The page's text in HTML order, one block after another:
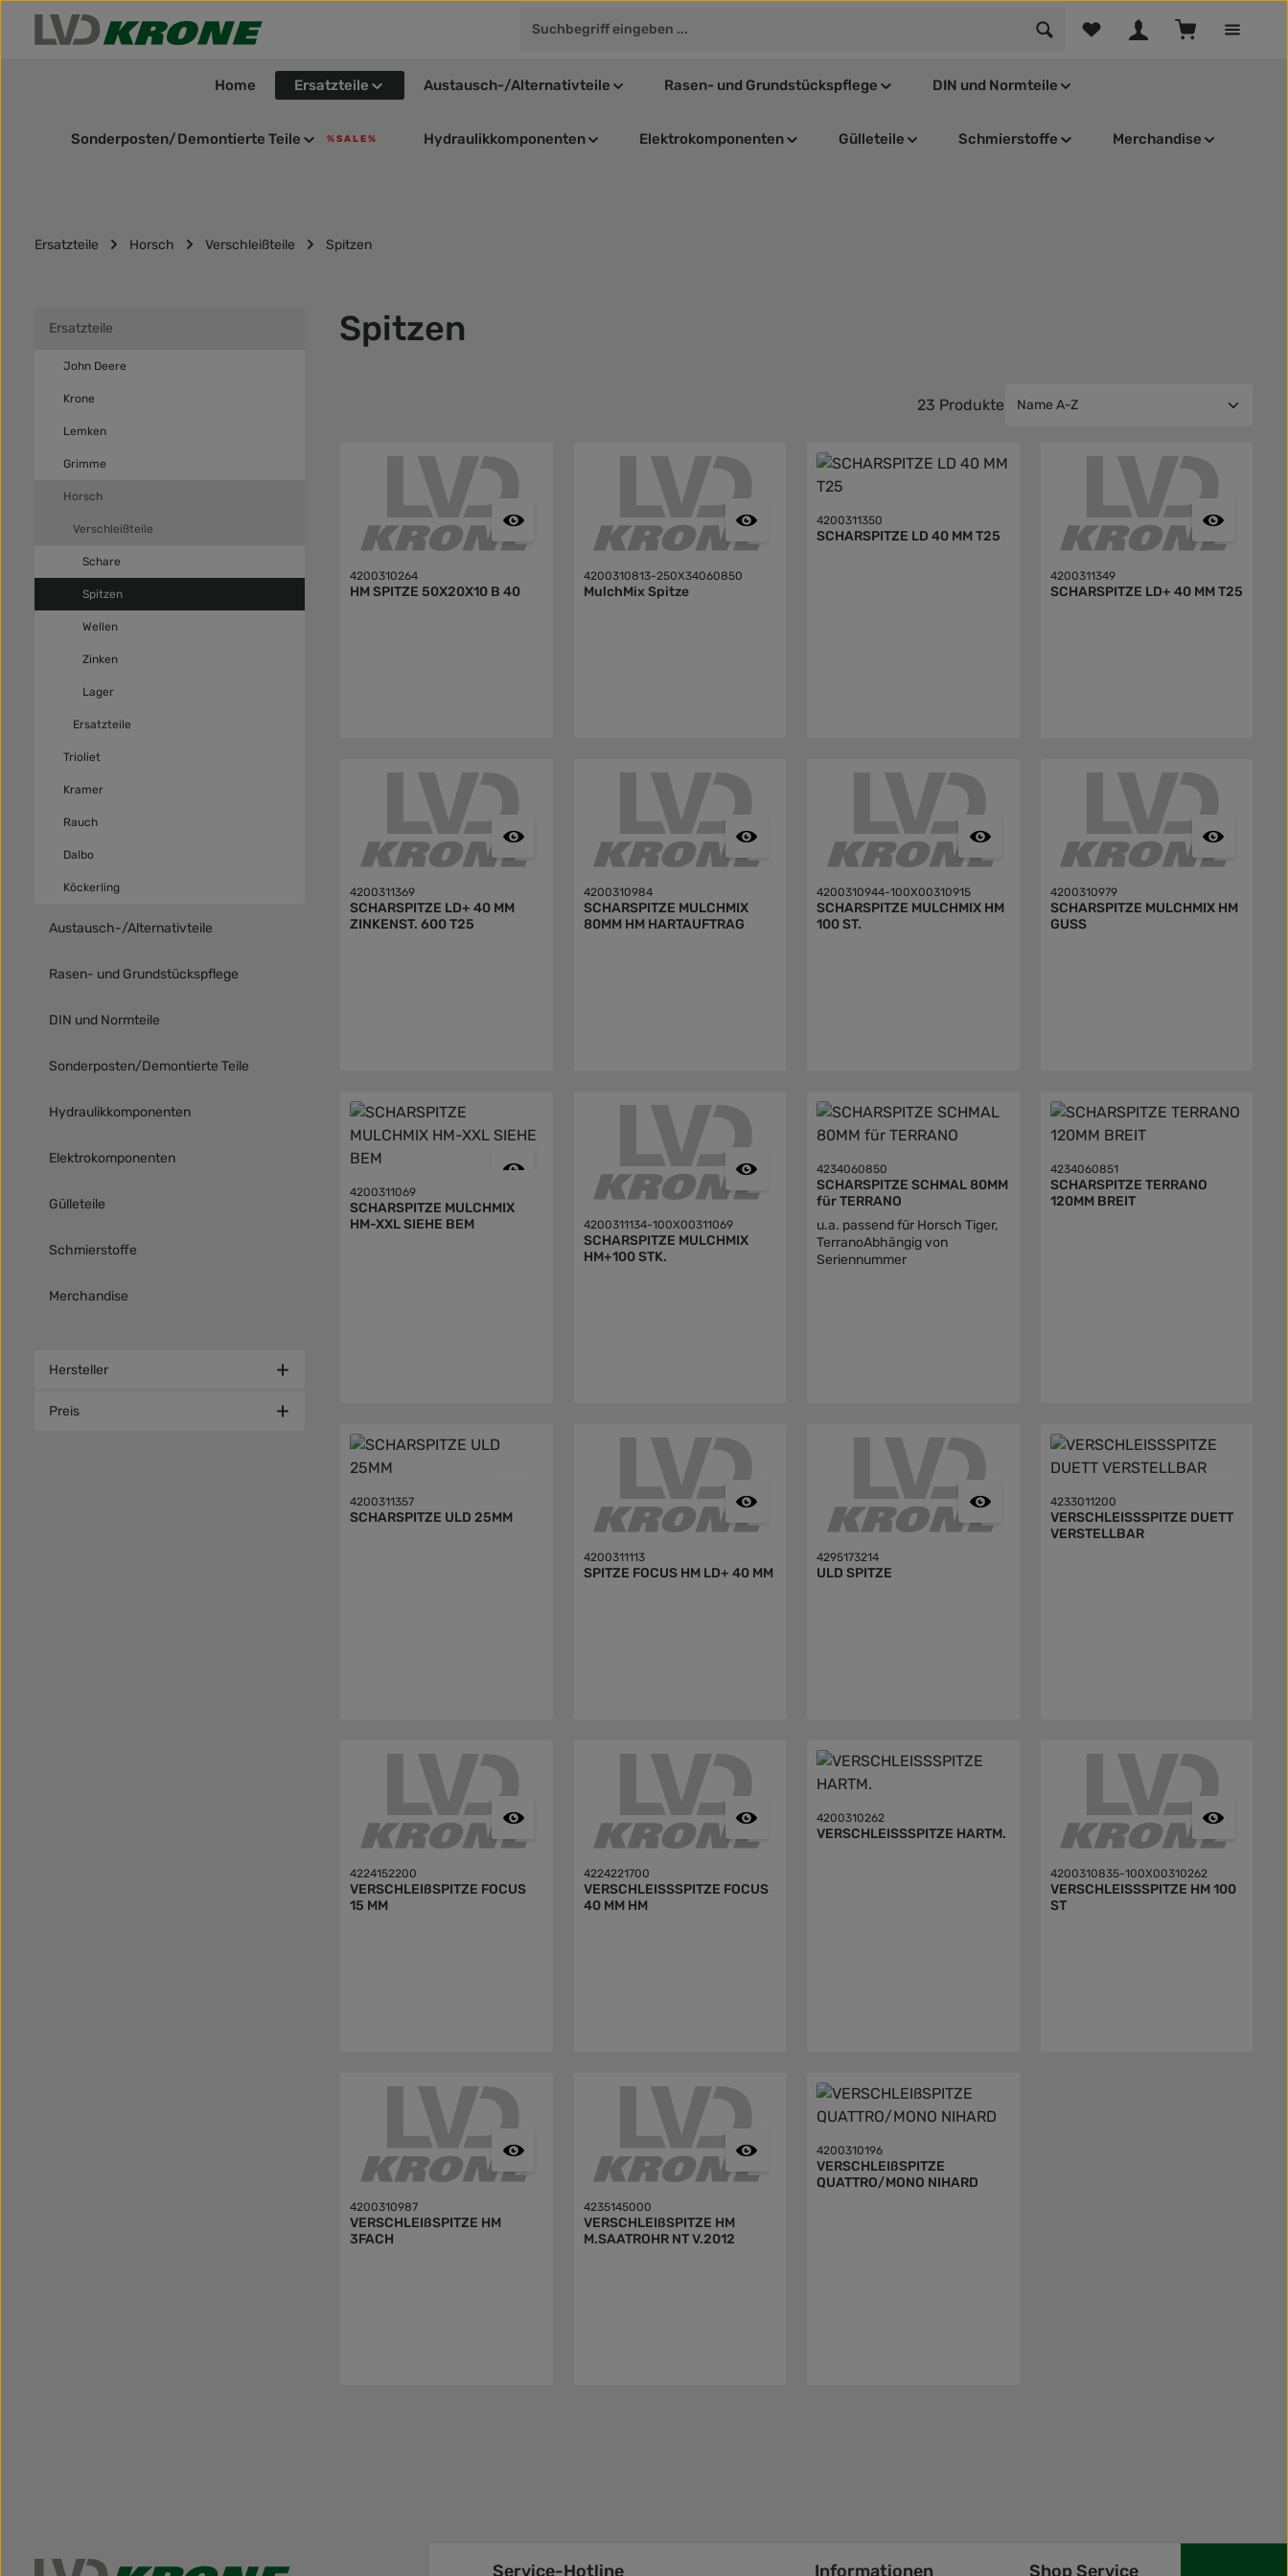
Hauptinhalt springen
Zur Suche springen
Zur Hauptnavigation springen Du hast 0 Produkte auf dem
Home Ersatzteile Austausch-/Alternativteile Rasen- und Grundstückspflege DIN und Normteile
Sonderposten/Demontierte Teile % S A L E % Hydraulikkomponenten Elektrokomponenten Gülleteile Schmierstoffe Merchandise
Ersatzteile Horsch Verschleißteile Spitzen
Ersatzteile
John Deere
Krone
Lemken
Grimme
Horsch
Verschleißteile
Schare
Spitzen
Wellen
Zinken
Lager
Ersatzteile
Trioliet
Kramer
Rauch
Dalbo
Köckerling
Austausch-/Alternativteile
Rasen- und Grundstückspflege
DIN und Normteile
Sonderposten/Demontierte Teile
Hydraulikkomponenten
Elektrokomponenten
Gülleteile
Schmierstoffe
Merchandise
Hersteller
Preis
Spitzen
23 Produkte
4200310264
HM SPITZE 50X20X10 B 40
4200310813-250X34060850
MulchMix Spitze
4200311350
SCHARSPITZE LD 40 MM T25
4200311349
SCHARSPITZE LD+ 40 MM T25
4200311369
SCHARSPITZE LD+ 40 MM
ZINKENST. 600 T25
4200310984
SCHARSPITZE MULCHMIX
80MM HM HARTAUFTRAG
4200310944-100X00310915
SCHARSPITZE MULCHMIX HM
100 ST.
4200310979
SCHARSPITZE MULCHMIX HM
GUSS
4200311069
SCHARSPITZE MULCHMIX
HM-XXL SIEHE BEM
4200311134-100X00311069
SCHARSPITZE MULCHMIX
HM+100 STK.
4234060850
SCHARSPITZE SCHMAL 80MM
für TERRANO
u.a. passend für Horsch Tiger,
TerranoAbhängig von
Seriennummer
4234060851
SCHARSPITZE TERRANO
120MM BREIT
4200311357
SCHARSPITZE ULD 25MM
4200311113
SPITZE FOCUS HM LD+ 40 MM
4295173214
ULD SPITZE
4233011200
VERSCHLEISSSPITZE DUETT
VERSTELLBAR
4224152200
VERSCHLEIßSPITZE FOCUS
15 MM
4224221700
VERSCHLEISSSPITZE FOCUS
40 MM HM
4200310262
VERSCHLEISSSPITZE HARTM.
4200310835-100X00310262
VERSCHLEISSSPITZE HM 100
ST
4200310987
VERSCHLEIßSPITZE HM
3FACH
4235145000
VERSCHLEIßSPITZE HM
M.SAATROHR NT V.2012
4200310196
VERSCHLEIßSPITZE
QUATTRO/MONO NIHARD
Service-Hotline Informationen Shop Service